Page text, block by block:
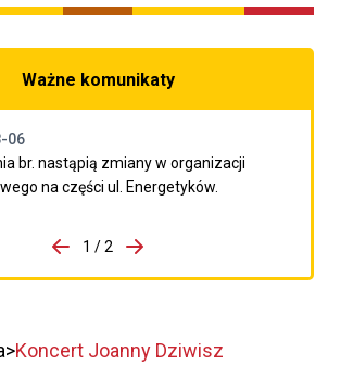
Ważne komunikaty
06
br. nastąpią zmiany w organizacji
na części ul. Energetyków.
1 / 2
Przejdź do następnego
Koncert Joanny Dziwisz